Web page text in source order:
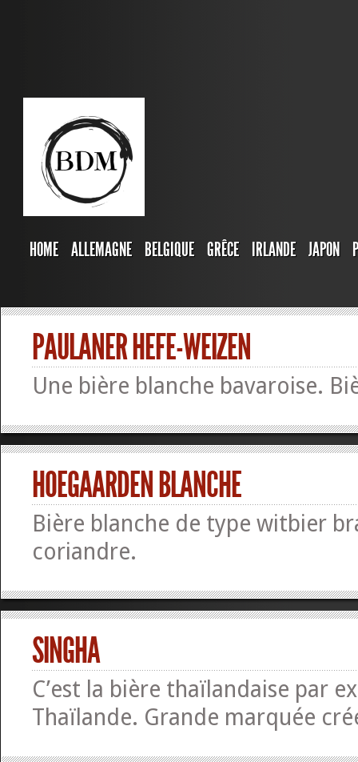
HOME ALLEMAGNE BELGIQUE GRÊCE IRLANDE JAPON
PAULANER HEFE-WEIZEN
Une bière blanche bavaroise.
HOEGAARDEN BLANCHE
Bière blanche de type witbier
coriandre.
SINGHA
C’est la bière thaïlandaise par
Thaïlande. Grande marquée